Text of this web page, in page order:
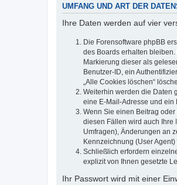
UMFANG UND ART DER
Ihre Daten werden auf vier
Die Forensoftware phpBB
des Boards erhalten
Markierung dieser als
Benutzer-ID, ein
„Alle Cookies löschen“
Weiterhin werden die Daten
eine E-Mail-Adresse und ein
Wenn Sie einen Beitrag
diesen Fällen wird auch Ihre
Umfragen), Änderungen an
Kennzeichnung (User
Schließlich erfordern
explizit von Ihnen gesetzte
Ihr Passwort wird mit einer